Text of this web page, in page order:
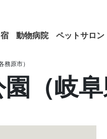
動物病院 ペットサロン
務原市）
（岐阜